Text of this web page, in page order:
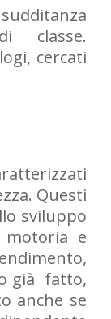
classe.
cercati
Questi
sviluppo
motoria e
già fatto,
anche se